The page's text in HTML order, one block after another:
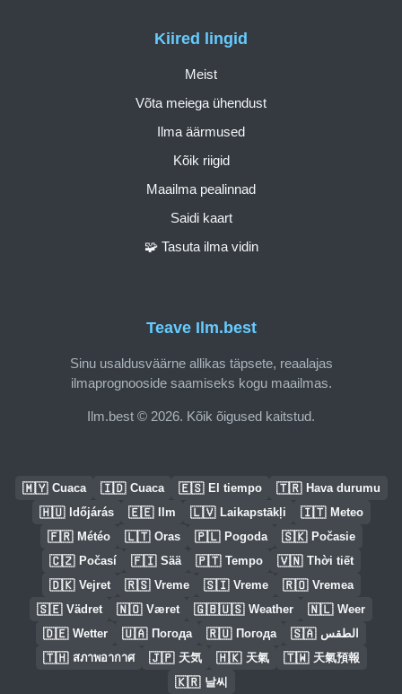
Teave Ilm.best
Sinu usaldusväärne allikas täpsete, reaalajas
ilmaprognooside saamiseks kogu maailmas.
Ilm.best © 2026. Kõik õigused kaitstud.
Kiired lingid
Meist
Võta meiega ühendust
Ilma äärmused
Kõik riigid
Maailma pealinnad
Saidi kaart
🧩 Tasuta ilma vidin
🇲🇾 Cuaca 🇮🇩 Cuaca 🇪🇸 El tiempo 🇹🇷 Hava durumu
🇭🇺 Időjárás 🇪🇪 Ilm 🇱🇻 Laikapstākļi 🇮🇹 Meteo
🇫🇷 Météo 🇱🇹 Oras 🇵🇱 Pogoda 🇸🇰 Počasie
🇨🇿 Počasí 🇫🇮 Sää 🇵🇹 Tempo 🇻🇳 Thời tiết
🇩🇰 Vejret 🇷🇸 Vreme 🇸🇮 Vreme 🇷🇴 Vremea
🇸🇪 Vädret 🇳🇴 Været 🇬🇧🇺🇸 Weather 🇳🇱 Weer
🇩🇪 Wetter 🇺🇦 Погода 🇷🇺 Погода 🇸🇦 الطقس
🇹🇭 สภาพอากาศ 🇯🇵 天気 🇭🇰 天氣 🇹🇼 天氣預報
🇰🇷 날씨